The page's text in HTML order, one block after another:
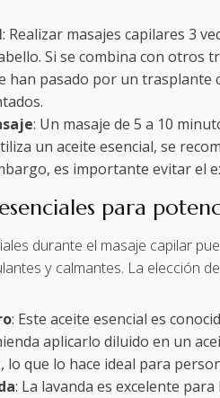
: Realizar masajes capilares 3
Si se combina con
han pasado por un
: Un masaje de 5 a 10
un aceite esencial, se
es importante evitar el
para
durante el masaje capilar
y calmantes. La elección
: Este aceite esencial es
aplicarlo diluido en un
que lo hace ideal para
: La lavanda es excelente